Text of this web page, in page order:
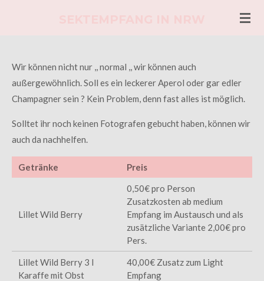
Wir können nicht nur ,, normal ,, wir können auch
außergewöhnlich. Soll es ein leckerer Aperol oder gar edler
Champagner sein ? Kein Problem, denn fast alles ist möglich.
Solltet ihr noch keinen Fotografen gebucht haben, können wir
auch da nachhelfen.
Getränke Preis
Lillet Wild Berry
0,50€ pro Person
Zusatzkosten ab medium
Empfang im Austausch und als
zusätzliche Variante 2,00€ pro
Pers.
Lillet Wild Berry 3 l
Karaffe mit Obst
40,00€ Zusatz zum Light
Empfang